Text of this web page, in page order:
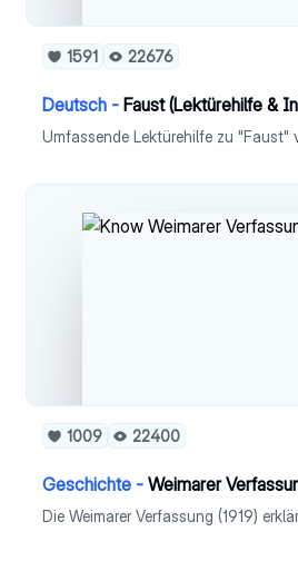
1591 22676
Deutsch - Faust (Lektürehilfe &
1009 22400
Geschichte - Weimarer
Die Weimarer Verfassung (1919)